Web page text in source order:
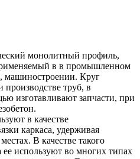
монолитный профиль,
в в промышленном
машиностроении. Круг
производстве труб, в
изготавливают запчасти, при
в качестве
каркаса, удерживая
В качестве такого
используют во многих типах